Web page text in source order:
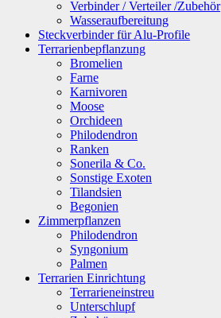
Verbinder / Verteiler /Zubehör
Wasseraufbereitung
Steckverbinder für Alu-Profile
Terrarienbepflanzung
Bromelien
Farne
Karnivoren
Moose
Orchideen
Philodendron
Ranken
Sonerila & Co.
Sonstige Exoten
Tilandsien
Begonien
Zimmerpflanzen
Philodendron
Syngonium
Palmen
Terrarien Einrichtung
Terrarieneinstreu
Unterschlupf